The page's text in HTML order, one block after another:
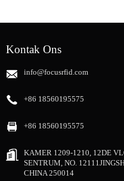
Kontak Ons
info@focusrfid.com
+86 18560195575
+86 18560195575
KAMER 1209-1210, 12DE
SENTRUM, NO.
CHINA 250014